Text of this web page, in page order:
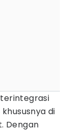
terintegrasi
di
Dengan